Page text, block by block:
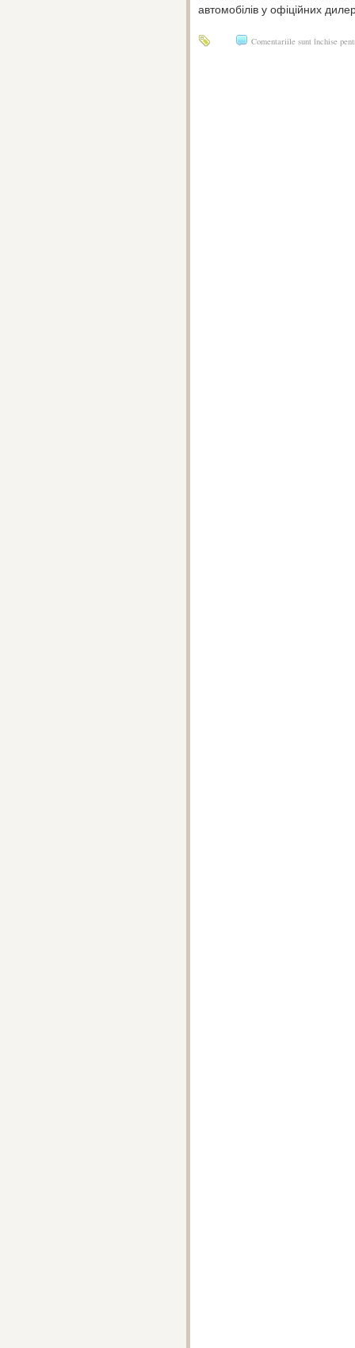
автомобілів у офіційних
Comentariile sunt închise